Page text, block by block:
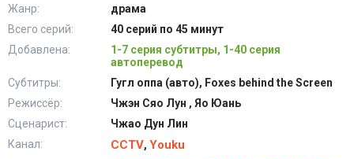
Жанр:
драма
Всего серий:
40 серий по 45 минут
Добавлена:
1-7 серия субтитры, 1-40 серия
автоперевод
Субтитры:
Гугл оппа (авто), Foxes behind the Screen
Режиссёр:
Чжэн Сяо Лун , Яо Юань
Сценарист:
Чжао Дун Лин
Канал:
CCTV, Youku